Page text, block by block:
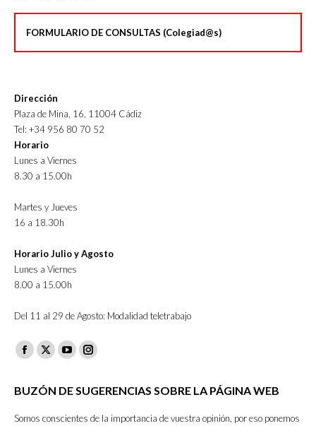
FORMULARIO DE CONSULTAS (Colegiad@s)
Dirección
Plaza de Mina, 16, 11004 Cádiz
Tel: +34 956 80 70 52
Horario
Lunes a Viernes
8.30 a 15.00h
Martes y Jueves
16 a 18.30h
Horario Julio y Agosto
Lunes a Viernes
8.00 a 15.00h
Del 11 al 29 de Agosto: Modalidad teletrabajo
Facebook
opens
X
opens
YouTube
opens
Instagram
opens
in
BUZÓN DE SUGERENCIAS SOBRE LA PÁGINA WEB
Somos conscientes de la importancia de vuestra opinión, por eso ponemos